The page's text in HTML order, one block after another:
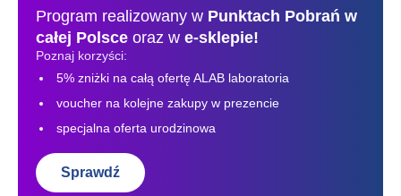
Program realizowany w Punktach Pobrań w
całej Polsce oraz w e-sklepie!
Poznaj korzyści:
5% zniżki na całą ofertę ALAB laboratoria
voucher na kolejne zakupy w prezencie
specjalna oferta urodzinowa
Sprawdź